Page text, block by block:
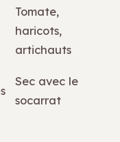
Tomate,
haricots,
artichauts
Sec avec le
socarrat